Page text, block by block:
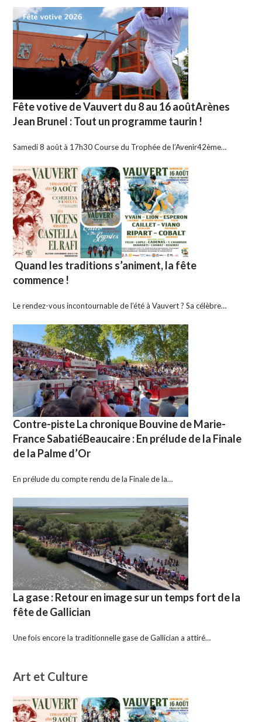
Fête votive de Vauvert du 8 au 16 aoûtArènes
Jean Brunel : Tout un programme taurin !
Samedi 8 août à 17h30 Course du Trophée de l’Avenir42ème…
Quand les traditions s’animent, la fête
commence !
Le rendez-vous incontournable de l’été à Vauvert ? Sa célèbre…
Contre-piste La chronique Bouvine de Marie-
France SabatiéBeaucaire : En prélude de la Finale
de la Palme d’Or
En prélude du compte rendu de la Finale de la…
La gase : Retour en image sur un temps fort de la
fête de Gallician
Une fois encore la traditionnelle gase de Gallician a attiré…
Art et Culture